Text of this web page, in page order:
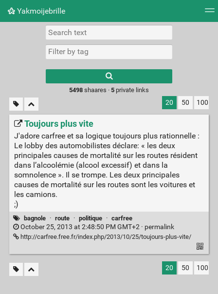
Yakmoijebrille
Picture wall
results.
5498shaares · 5private links
20 50 100
Toujours plus vite
J'adore carfree et sa logique toujours plus rationnelle :
Le lobby des automobilistes déclare: « les deux
principales causes de mortalité sur les routes résident
dans l’alcoolémie (alcool excessif) et dans la
somnolence ». Il se trompe. Les deux principales
causes de mortalité sur les routes sont les voitures et
les camions.
;)
bagnole · route · politique · carfree
October 25, 2013 at 2:48:50 PM GMT+2 · permalink
http://carfree.free.fr/index.php/2013/10/25/toujours-plus-vite/
20 50 100